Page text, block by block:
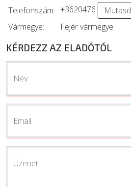
Telefonszám: +3620476
Mutasd
Vármegye:
Fejér vármegye
KÉRDEZZ AZ ELADÓTÓL
Név
Email
Üzenet